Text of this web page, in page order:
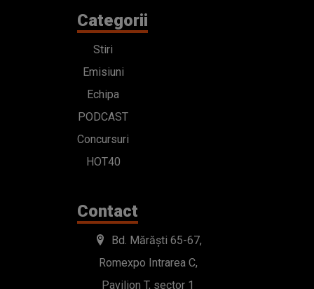
Categorii
Stiri
Emisiuni
Echipa
PODCAST
Concursuri
HOT40
Contact
Bd. Mărăști 65-67,
Romexpo Intrarea C,
Pavilion T, sector 1